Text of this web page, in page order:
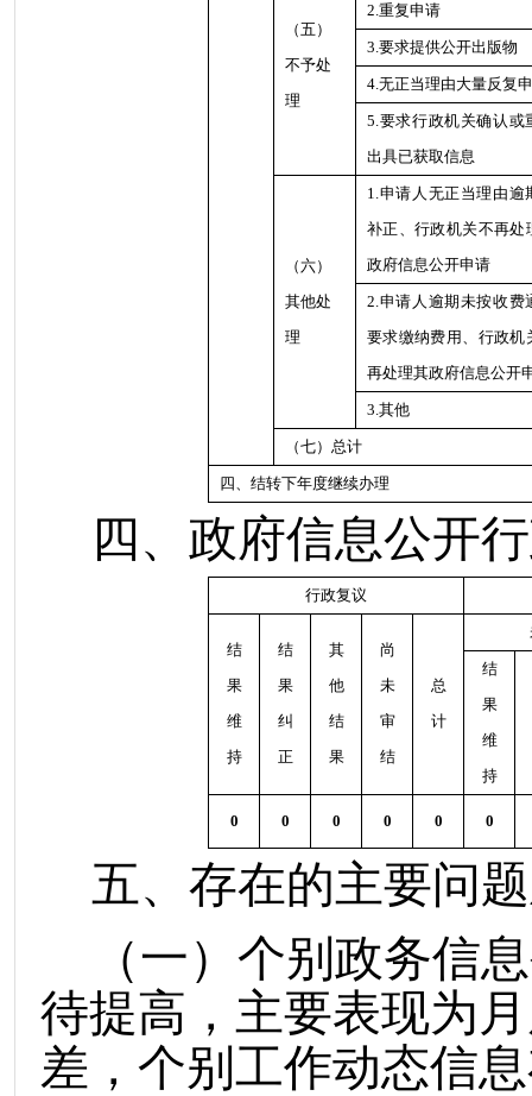
（五）
不予处
理
2.重复申请
3.要求提供公开出版物
4.无正当理由大量反复
5.要求行政机关确认或
出具已获取信息
（六）
其他处
理
1.申请人无正当理由逾
补正、行政机关不再处
政府信息公开申请
2.申请人逾期未按收费
要求缴纳费用、行政机
再处理其政府信息公开
3.其他
（七）总计
四、结转下年度继续办理
四、政府信息公开
行政复议
结
果
维
持
结
果
纠
正
其
他
结
果
尚
未
审
结
总
计
结
果
维
持
0 0 0 0 0 0
五、存在的主要问
（一）个别政务信
待提高，主要表现为
差，个别工作动态信